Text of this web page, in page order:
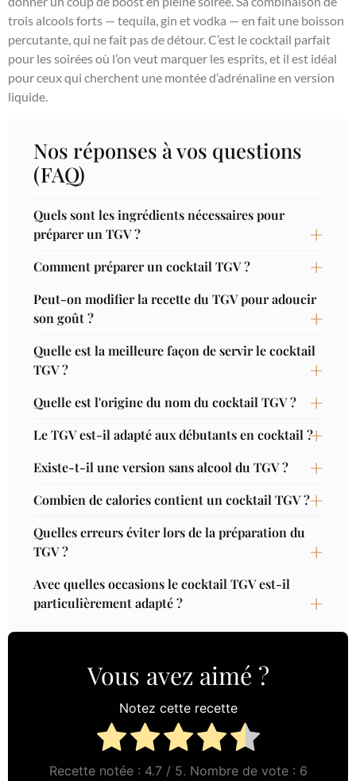
trois alcools forts — tequila, gin et vodka — en fait une boisson
percutante, qui ne fait pas de détour. C’est le cocktail parfait
pour les soirées où l’on veut marquer les esprits, et il est idéal
pour ceux qui cherchent une montée d’adrénaline en version
liquide.
Nos réponses à vos questions
(FAQ)
Quels sont les ingrédients nécessaires pour
préparer un TGV ?
Comment préparer un cocktail TGV ?
Peut-on modifier la recette du TGV pour adoucir
son goût ?
Quelle est la meilleure façon de servir le cocktail
TGV ?
Quelle est l'origine du nom du cocktail TGV ?
Le TGV est-il adapté aux débutants en cocktail ?
Existe-t-il une version sans alcool du TGV ?
Combien de calories contient un cocktail TGV ?
Quelles erreurs éviter lors de la préparation du
TGV ?
Avec quelles occasions le cocktail TGV est-il
particulièrement adapté ?
Vous avez aimé ?
Notez cette recette
Recette notée : 4.7/ 5. Nombre de vote : 6